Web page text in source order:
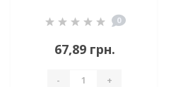
0
67,89 грн.
- +